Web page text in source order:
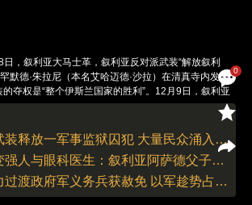
0
，叙利亚大马士革，叙利亚反对派武装“解放叙利
默德·朱拉尼（本名艾哈迈德·沙拉）在清真寺内发表
夺权是“整个伊斯兰国家的胜利”。12月9日，叙利亚
政府”的穆罕默德·巴希尔组建过渡政府，职权期限暂定
资料显示，“叙利亚救国政府”是在叙反对派武装“解放
姆解放组织”）的支持下于2017年成立，“解放叙利亚”联
利亚政府军的主力之一。 图：IC photo
版面编辑：翁倩
叙利亚反政府武装释放一军事监狱囚犯 大量民众涌入寻找亲人
人物视读｜政变强人与眼科医生：叙利亚阿萨德父子铁腕总统
叙利亚启动权力过渡政府军义务兵获赦免 以军趁势占领戈兰高地缓冲区